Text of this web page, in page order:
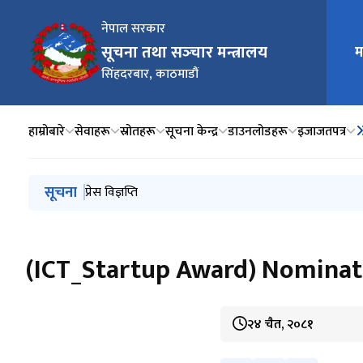
नेपाल सरकार
सूचना तथा सञ्‍चार मन्त्रालय
सिंहदरबार, काठमाडौं
हाम्रोबारे सेवाहरू स्रोतहरू सूचना केन्द्र डाउनलोडहरू इजाजतपत्र
मुख्य नेभिगेसनमा जानुहोस्
सूचना प्रेस विज्ञप्ति
प्रेस विज्ञप्ति
प्रेस विज्ञप्ति
सामाजिक सञ्जालको प्रयोगलाई व्यवस्थित गर्ने सम्बन्धमा
प्रेस विज्ञप्ति
(ICT_Startup Award)
२४ चैत, २०८१